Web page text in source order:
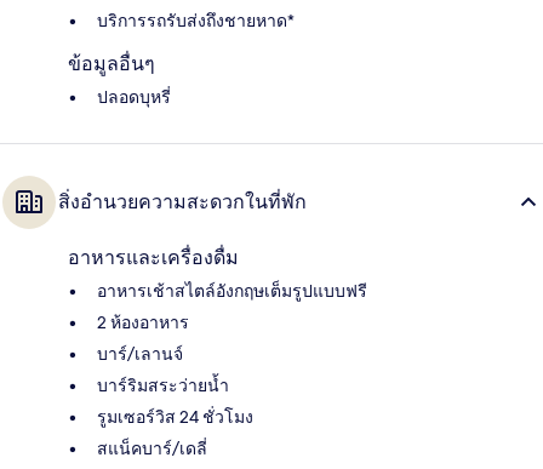
บริการรถรับส่งถึงชายหาด*
ข้อมูลอื่นๆ
ปลอดบุหรี่
สิ่งอำนวยความสะดวกในที่พัก
อาหารและเครื่องดื่ม
อาหารเช้าสไตล์อังกฤษเต็มรูปแบบฟรี
2 ห้องอาหาร
บาร์/เลานจ์
บาร์ริมสระว่ายน้ำ
รูมเซอร์วิส 24 ชั่วโมง
สแน็คบาร์/เดลี่